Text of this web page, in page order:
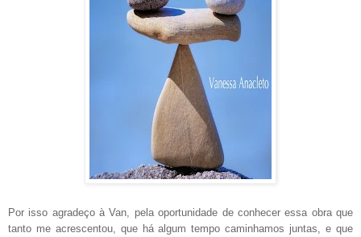
Por isso agradeço à Van, pela oportunidade de conhecer essa obra que
tanto me acrescentou, que há algum tempo caminhamos juntas, e que